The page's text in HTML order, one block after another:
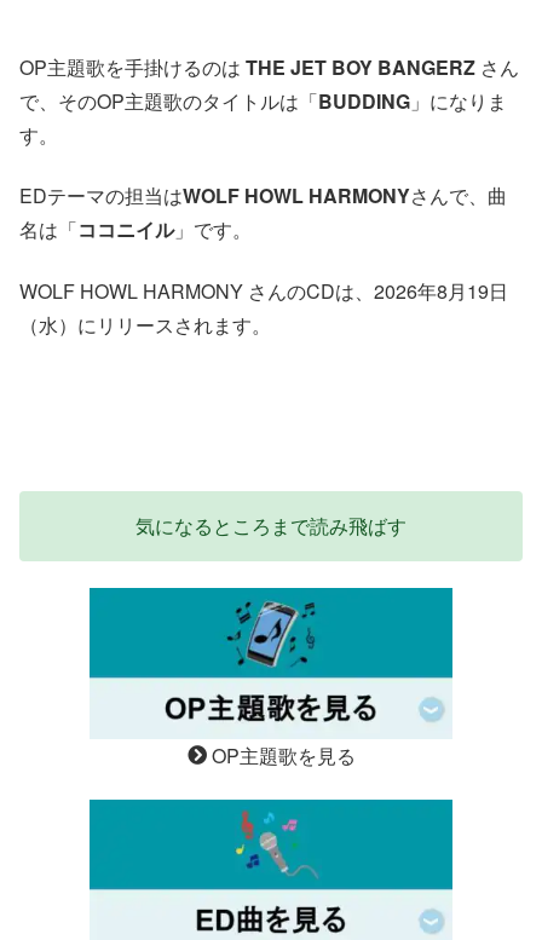
OP主題歌を手掛けるのは THE JET BOY BANGERZ さん
で、そのOP主題歌のタイトルは「BUDDING 」になりま
す。
EDテーマの担当はWOLF HOWL HARMONYさんで、曲
名は「ココニイル」です。
WOLF HOWL HARMONY さんのCDは、2026年8月19日
（水）にリリースされます。
気になるところまで読み飛ばす
OP主題歌を見る